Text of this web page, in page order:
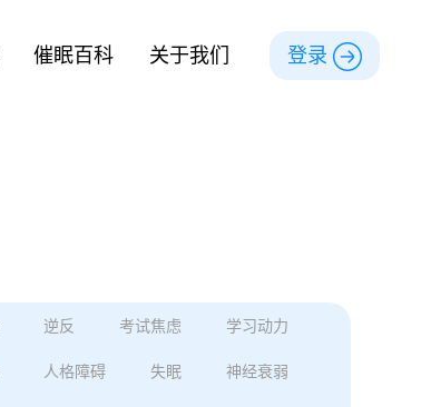
催眠百科 关于我们 登录
逆反 考试焦虑 学习动力
人格障碍 失眠 神经衰弱